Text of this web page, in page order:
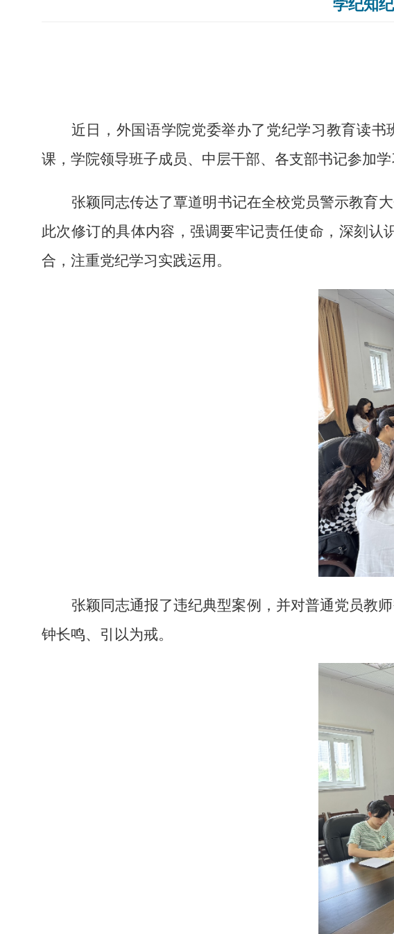
学纪知
近日， 外国语学院党委举办了党纪学习教育读书
课，学院领导班子成员、 中层干部、各支部书记参加学
张颖同志传达了覃道明书记在全校党员警示教育
此次修订的具体内容，强调要牢记责任使命，深刻
合，注重党纪学习实践运用。
张颖同志通报了违纪典型案例，并对普通党员教
钟长鸣、引以为戒。